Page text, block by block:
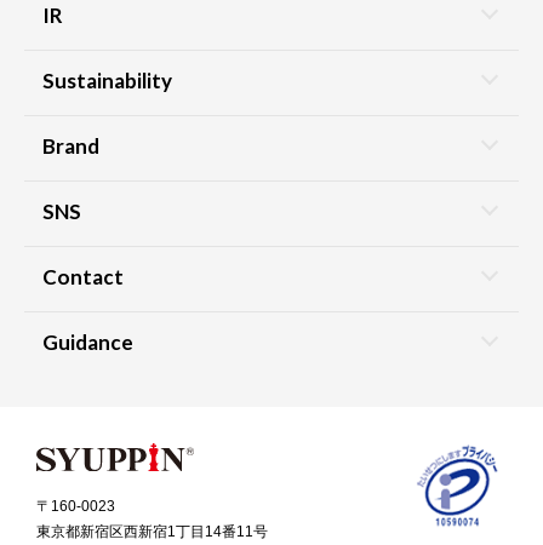
〒160-0023
東京都新宿区西新宿1丁目14番11号
IR
Sustainability
Brand
SNS
Contact
Guidance